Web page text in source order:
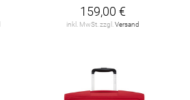
159,00 €
inkl. MwSt. zzgl.Versand